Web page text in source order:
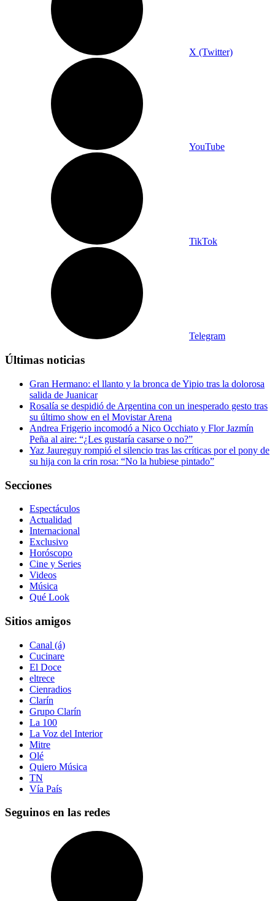
X (Twitter)
YouTube
TikTok
Telegram
Últimas noticias
Gran Hermano: el llanto y la bronca de Yipio tras la dolorosa
salida de Juanicar
Rosalía se despidió de Argentina con un inesperado gesto tras
su último show en el Movistar Arena
Andrea Frigerio incomodó a Nico Occhiato y Flor Jazmín
Peña al aire: “¿Les gustaría casarse o no?”
Yaz Jaureguy rompió el silencio tras las críticas por el pony de
su hija con la crin rosa: “No la hubiese pintado”
Secciones
Espectáculos
Actualidad
Internacional
Exclusivo
Horóscopo
Cine y Series
Videos
Música
Qué Look
Sitios amigos
Canal (á)
Cucinare
El Doce
eltrece
Cienradios
Clarín
Grupo Clarín
La 100
La Voz del Interior
Mitre
Olé
Quiero Música
TN
Vía País
Seguinos en las redes